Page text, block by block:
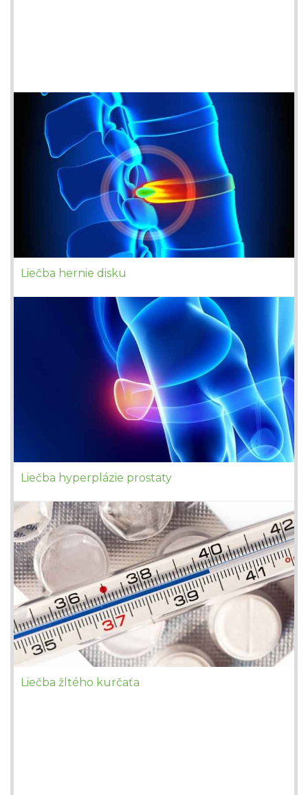
Liečba hernie disku
Liečba hyperplázie prostaty
Liečba žltého kurčaťa